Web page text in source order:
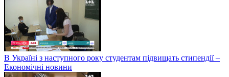
В Україні з наступного року студентам підвищать стипендії –
Економічні новини